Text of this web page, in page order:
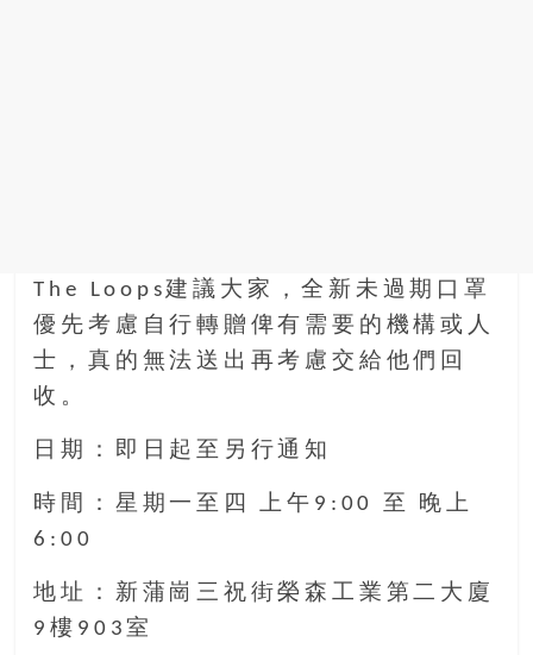
The Loops建議大家，全新未過期口罩
優先考慮自行轉贈俾有需要的機構或人
士，真的無法送出再考慮交給他們回
收。
日期：即日起至另行通知
時間：星期一至四 上午9:00 至 晚上
6:00
地址：新蒲崗三祝街榮森工業第二大廈
9樓903室